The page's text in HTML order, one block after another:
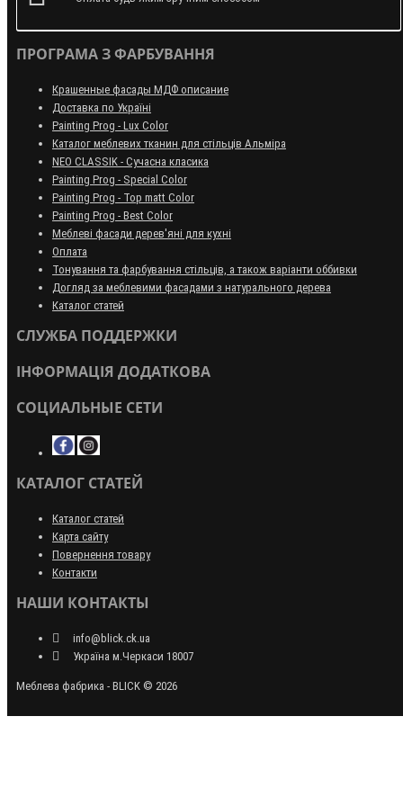
ПРОГРАМА З ФАРБУВАННЯ
Крашенные фасады МДФ описание
Доставка по Україні
Painting Prog - Lux Color
Каталог меблевих тканин для стільців Альміра
NEO CLASSIK - Сучасна класика
Painting Prog - Special Color
Painting Prog - Top matt Color
Painting Prog - Best Color
Меблеві фасади дерев'яні для кухні
Оплата
Тонування та фарбування стільців, а також варіанти оббивки
Догляд за меблевими фасадами з натурального дерева
Каталог статей
СЛУЖБА ПОДДЕРЖКИ
ІНФОРМАЦІЯ ДОДАТКОВА
СОЦИАЛЬНЫЕ СЕТИ
КАТАЛОГ СТАТЕЙ
Каталог статей
Карта сайту
Повернення товару
Контакти
НАШИ КОНТАКТЫ
info@blick.ck.ua
Україна м.Черкаси 18007
Меблева фабрика - BLICK © 2026